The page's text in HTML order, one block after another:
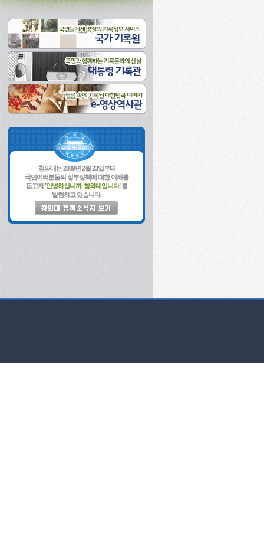
청와대는 2009년 2월 23일부터
국민여러분들의 정부정책에 대한 이해를
돕고자'안녕하십니까. 청와대입니다.'를
발행하고 있습니다.